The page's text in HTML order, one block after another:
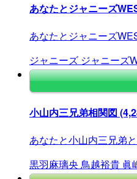
あなたとジャニーズ
あなたとジャニーズ
ジャニーズ ジャニーズ
小山内三兄弟相関図
あなたと小山内三兄弟
黒羽麻璃央 鳥越裕貴 眞